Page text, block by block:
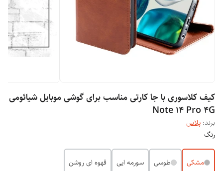
کیف کلاسوری با جا کارتی مناسب برای گوشی موبایل شیائومی
Note 14 Pro 4G
برند: پلاس
رنگ
مشکی طوسی سورمه ایی قهوه ای روشن